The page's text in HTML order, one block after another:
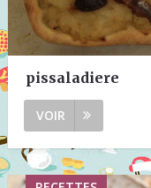
pissaladiere
VOIR